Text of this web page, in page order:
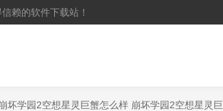
赖的软件下载站！
坏学园2空想星灵巨蟹怎么样 崩坏学园2空想星灵